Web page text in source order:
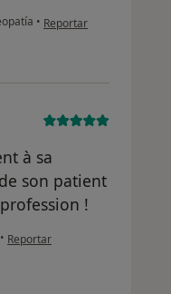
• en opinión del usuario G.A.
Reportar
à sa
son patient
!
• en opinión del usuario Laurence
Reportar